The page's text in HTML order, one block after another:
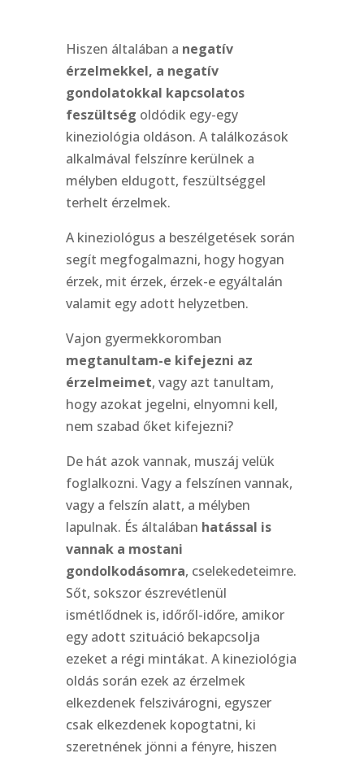
Hiszen általában a negatív
érzelmekkel, a negatív
gondolatokkal kapcsolatos
feszültség oldódik egy-egy
kineziológia oldáson. A találkozások
alkalmával felszínre kerülnek a
mélyben eldugott, feszültséggel
terhelt érzelmek.
A kineziológus a beszélgetések során
segít megfogalmazni, hogy hogyan
érzek, mit érzek, érzek-e egyáltalán
valamit egy adott helyzetben.
Vajon gyermekkoromban
megtanultam-e kifejezni az
érzelmeimet, vagy azt tanultam,
hogy azokat jegelni, elnyomni kell,
nem szabad őket kifejezni?
De hát azok vannak, muszáj velük
foglalkozni. Vagy a felszínen vannak,
vagy a felszín alatt, a mélyben
lapulnak. És általában hatással is
vannak a mostani
gondolkodásomra, cselekedeteimre.
Sőt, sokszor észrevétlenül
ismétlődnek is, időről-időre, amikor
egy adott szituáció bekapcsolja
ezeket a régi mintákat. A kineziológia
oldás során ezek az érzelmek
elkezdenek felszivárogni, egyszer
csak elkezdenek kopogtatni, ki
szeretnének jönni a fényre, hiszen